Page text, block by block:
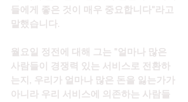
들에게 좋은 것이 매우 중요합니다"라고
말했습니다.
월요일 정전에 대해 그는 "얼마나 많은
사람들이 경쟁력 있는 서비스로 전환하
는지, 우리가 얼마나 많은 돈을 잃는가가
아니라 우리 서비스에 의존하는 사람들